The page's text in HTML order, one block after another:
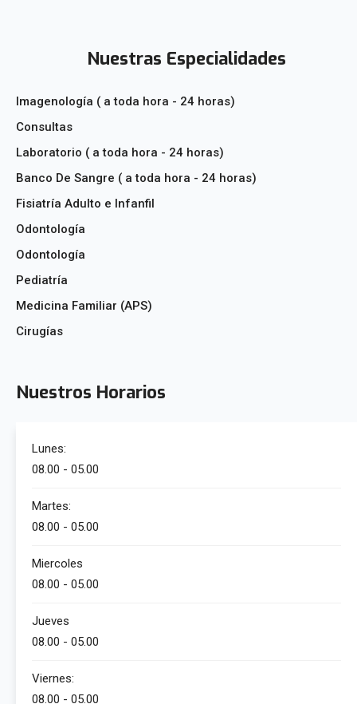
Nuestras Especialidades
Imagenología ( a toda hora - 24 horas)
Consultas
Laboratorio ( a toda hora - 24 horas)
Banco De Sangre ( a toda hora - 24 horas)
Fisiatría Adulto e Infanfil
Odontología
Odontología
Pediatría
Medicina Familiar (APS)
Cirugías
Nuestros Horarios
Lunes:
08.00 - 05.00
Martes:
08.00 - 05.00
Miercoles
08.00 - 05.00
Jueves
08.00 - 05.00
Viernes:
08.00 - 05.00